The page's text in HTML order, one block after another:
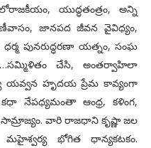
యుద్ధతంత్రం, అన్ని
జానపద జీవన వైవిధ్యం,
పునరుద్ధరణా యత్నం, సంఘ
చేసి, అంతర్వాహిలా
యవ్వన హృదయ ప్రేమ కావ్యంగా
నేపధ్యమంతా ఆంధ్ర, కళింగ,
వారి రాజధాని కృష్ణా జల
మహైశ్వర్య భోగిత ధాన్యకటకం.